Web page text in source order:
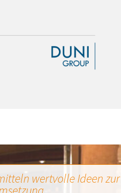
wertvolle Ideen zur